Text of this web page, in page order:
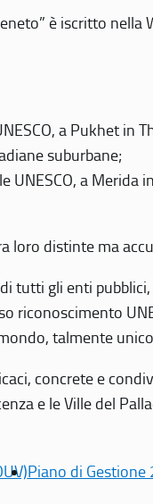
è iscritto
a Pukhet in
suburbane;
a
distinte ma
tutti gli enti
riconoscimento
talmente
concrete e
e le Ville del
Piano di